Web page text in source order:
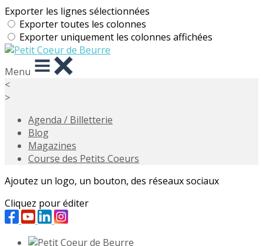
Exporter les lignes sélectionnées
Exporter toutes les colonnes
Exporter uniquement les colonnes affichées
Menu
<
>
Agenda / Billetterie
Blog
Magazines
Course des Petits Coeurs
Ajoutez un logo, un bouton, des réseaux sociaux
Cliquez pour éditer